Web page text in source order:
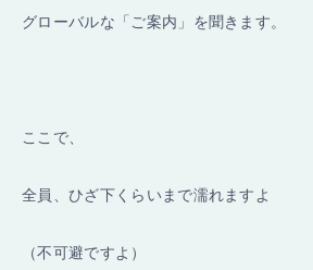
グローバルな「ご案内」を聞きます。
ここで、
全員、ひざ下くらいまで濡れますよ
（不可避ですよ）